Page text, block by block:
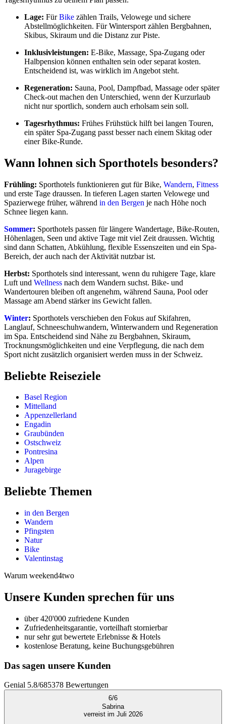
Lage: FürBike zählen Trails, Velowege und sichere
Abstellmöglichkeiten. Für Wintersport zählen Bergbahnen,
Skibus, Skiraum und die Distanz zur Piste.
Inklusivleistungen: E-Bike, Massage, Spa-Zugang oder
Halbpension können enthalten sein oder separat kosten.
Entscheidend ist, was wirklich im Angebot steht.
Regeneration: Sauna, Pool, Dampfbad, Massage oder später
Check-out machen den Unterschied, wenn der Kurzurlaub
nicht nur sportlich, sondern auch erholsam sein soll.
Tagesrhythmus: Frühes Frühstück hilft bei langen Touren,
ein später Spa-Zugang passt besser nach einem Skitag oder
einer Bike-Runde.
Wann lohnen sich Sporthotels besonders?
Frühling: Sporthotels funktionieren gut für Bike, Wandern, Fitness
und erste Tage draussen. In tieferen Lagen starten Velowege und
Spazierwege früher, während in den Bergen je nach Höhe noch
Schnee liegen kann.
Sommer: Sporthotels passen für längere Wandertage, Bike-Routen,
Höhenlagen, Seen und aktive Tage mit viel Zeit draussen. Wichtig
sind dann Schatten, Abkühlung, flexible Essenszeiten und ein Spa-
Bereich, der auch nach der Aktivität nutzbar ist.
Herbst: Sporthotels sind interessant, wenn du ruhigere Tage, klare
Luft und Wellness nach dem Wandern suchst. Bike- und
Wandertouren bleiben oft angenehm, während Sauna, Pool oder
Massage am Abend stärker ins Gewicht fallen.
Winter: Sporthotels verschieben den Fokus auf Skifahren,
Langlauf, Schneeschuhwandern, Winterwandern und Regeneration
im Spa. Entscheidend sind Nähe zu Bergbahnen, Skiraum,
Trocknungsmöglichkeiten und eine Verpflegung, die nach dem
Sport nicht zusätzlich organisiert werden muss in der Schweiz.
Beliebte Reiseziele
Basel Region
Mittelland
Appenzellerland
Engadin
Graubünden
Ostschweiz
Pontresina
Alpen
Juragebirge
Beliebte Themen
in den Bergen
Wandern
Pfingsten
Natur
Bike
Valentinstag
Warum weekend4two
Unsere Kunden sprechen für uns
über 420'000 zufriedene Kunden
Zufriedenheitsgarantie, vorteilhaft stornierbar
nur sehr gut bewertete Erlebnisse & Hotels
kostenlose Beratung, keine Buchungsgebühren
Das sagen unsere Kunden
Genial 5.8/685378 Bewertungen
6/6
Sabrina
verreist im Juli 2026